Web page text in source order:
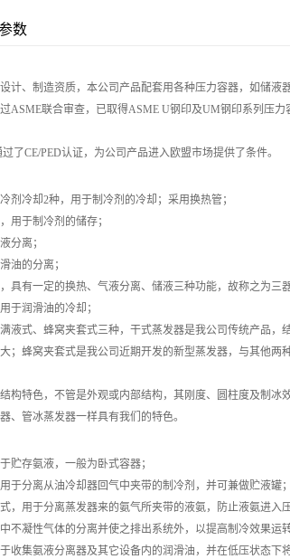
数
计、制造资质，本公司产品配套用各种压力容器，如储
ASME联合审查，已取得ASME U钢印及UM钢印系列压
了CE/PED认证，为公司产品进入欧盟市场提供了条件。
剂冷却2种，用于制冷剂的冷却；采用换热管；
用于制冷剂的储存；
分离；
油的分离；
具有一定的换热、气液分离、储液三种功能，故称之为
于润滑油的冷却；
液式、蜂窝夹套式三种，干式蒸发器是我公司传统产品
；蜂窝夹套式是我公司近期开发的新型蒸发器，与其他
构特色，不管是外观或内部结构，其刚度、圆柱度及制冰
、管冰蒸发器一样具有我们的特色。
贮存氨液，一般为卧式容器；
于分离从油冷却器回气中夹带的制冷剂，并可兼做贮液罐；
，用于分离蒸发器来的氨气所夹带的液氨，防止液氨进入
不凝性气体的分离并使之排出系统外，以提高制冷效果运转
收集氨液分离器及其它设备内的润滑油，并在低压状态下